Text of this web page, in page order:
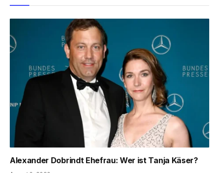
Alexander Dobrindt Ehefrau: Wer ist Tanja Käser?